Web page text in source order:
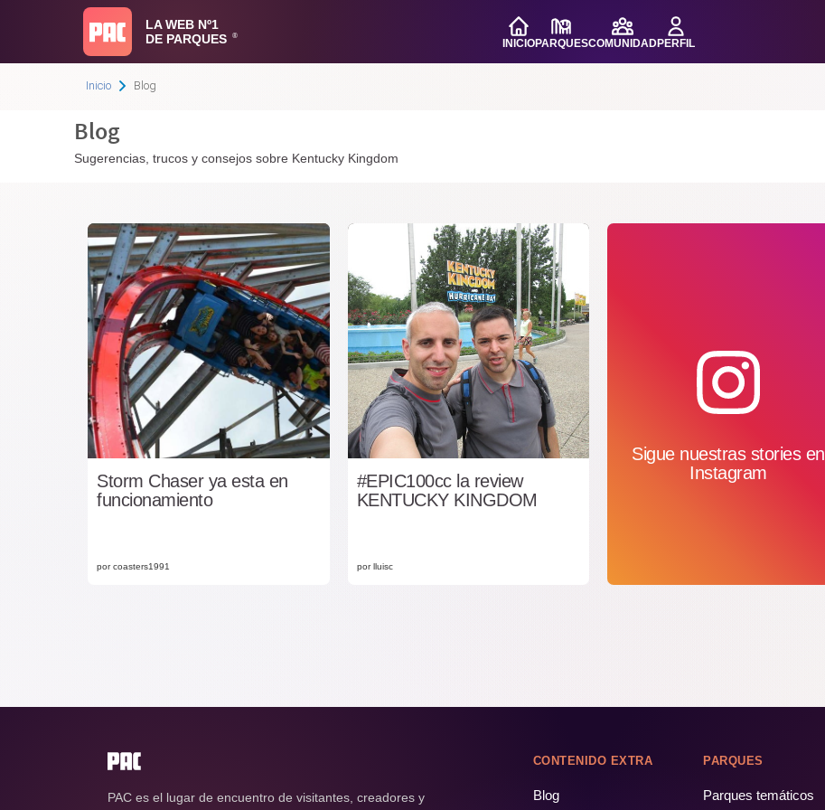
LA WEB Nº1
DE PARQUES
®
INICIOPARQUESCOMUNIDADPERFIL
Inicio Blog
Blog
Sugerencias, trucos y consejos sobre Kentucky Kingdom
Storm Chaser ya esta en
funcionamiento
por coasters1991
#EPIC100cc la review
KENTUCKY KINGDOM
por lluisc
Sigue nuestras stories en
Instagram
PAC es el lugar de encuentro de visitantes, creadores y
CONTENIDO EXTRA
Blog
PARQUES
Parques temáticos